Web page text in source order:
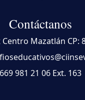
Contáctanos
Centro Mazatlán CP:
669 981 21 06 Ext. 163